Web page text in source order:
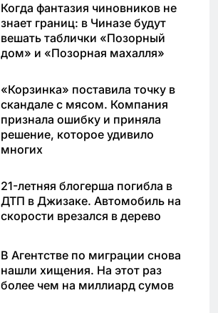
Когда фантазия чиновников не
знает границ: в Чиназе будут
вешать таблички «Позорный
дом» и «Позорная махалля»
«Корзинка» поставила точку в
скандале с мясом. Компания
признала ошибку и приняла
решение, которое удивило
многих
21-летняя блогерша погибла в
ДТП в Джизаке. Автомобиль на
скорости врезался в дерево
В Агентстве по миграции снова
нашли хищения. На этот раз
более чем на миллиард сумов